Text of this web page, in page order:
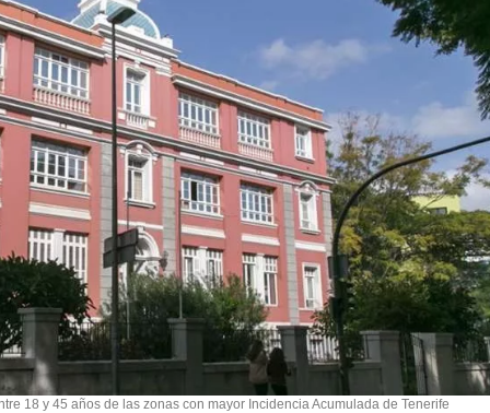
18 y 45 años de las zonas con mayor Incidencia Acumulada de Tenerife